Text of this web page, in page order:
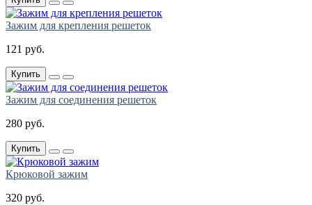
Зажим для крепления решеток
121 руб.
Купить
Зажим для соединения решеток
280 руб.
Купить
Крюковой зажим
320 руб.